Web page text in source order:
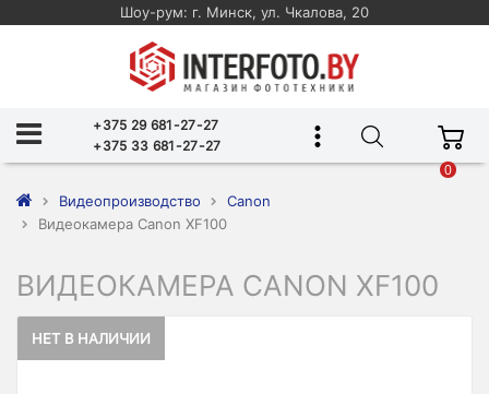
Шоу-рум: г. Минск, ул. Чкалова, 20
+375 29 681-27-27
+375 33 681-27-27
0
Видеопроизводство
Canon
Видеокамера Canon XF100
ВИДЕОКАМЕРА CANON XF100
НЕТ В НАЛИЧИИ